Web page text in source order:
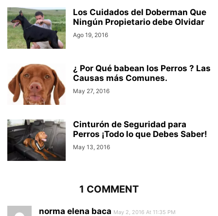
Los Cuidados del Doberman Que
Ningún Propietario debe Olvidar
Ago 19, 2016
¿ Por Qué babean los Perros ? Las
Causas más Comunes.
May 27, 2016
Cinturón de Seguridad para
Perros ¡Todo lo que Debes Saber!
May 13, 2016
1 COMMENT
norma elena baca May 2, 2016 At 11:35 PM